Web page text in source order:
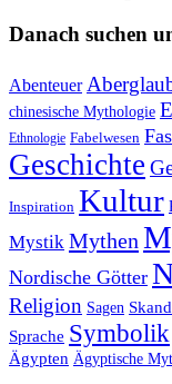
Danach suchen
Abenteuer
chinesische Mythologie
Ethnologie Fabelwesen
Geschichte
Inspiration Kultur
Mystik Mythen
Nordische Götter
Religion Sagen
Sprache Symbolik
Ägypten Ägyptische